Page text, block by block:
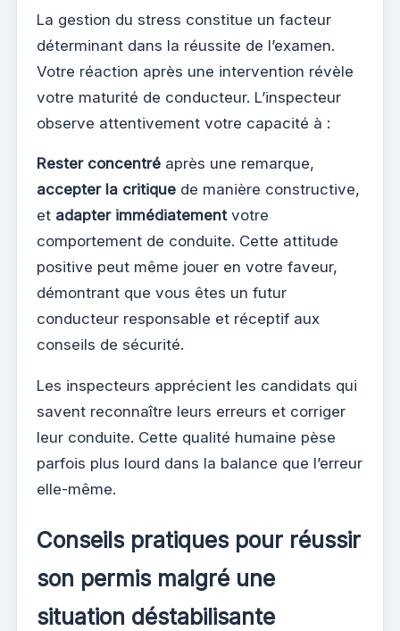
La gestion du stress constitue un facteur
déterminant dans la réussite de l’examen.
Votre réaction après une intervention révèle
votre maturité de conducteur. L’inspecteur
observe attentivement votre capacité à :
Rester concentré après une remarque,
accepter la critique de manière constructive,
et adapter immédiatementvotre
comportement de conduite. Cette attitude
positive peut même jouer en votre faveur,
démontrant que vous êtes un futur
conducteur responsable et réceptif aux
conseils de sécurité.
Les inspecteurs apprécient les candidats qui
savent reconnaître leurs erreurs et corriger
leur conduite. Cette qualité humaine pèse
parfois plus lourd dans la balance que l’erreur
elle-même.
Conseils pratiques pour réussir
son permis malgré une
situation déstabilisante